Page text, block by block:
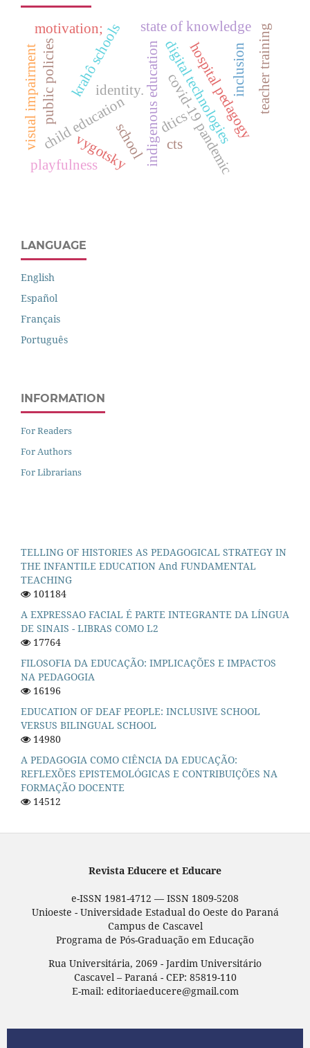
indigenous education
krahô schoolsidentity.
state of knowledge
school digital technologies
child education
vygotsky cts
covid-19 pandemic
hospital pedagogy
inclusion
playfulness
visual impairmentpublic policies teacher training
dtics
motivation;
LANGUAGE
English
Español
Français
Português
INFORMATION
For Readers
For Authors
For Librarians
TELLING OF HISTORIES AS PEDAGOGICAL STRATEGY IN
THE INFANTILE EDUCATION And FUNDAMENTAL
TEACHING
101184
A EXPRESSAO FACIAL É PARTE INTEGRANTE DA LÍNGUA
DE SINAIS - LIBRAS COMO L2
17764
FILOSOFIA DA EDUCAÇÃO: IMPLICAÇÕES E IMPACTOS
NA PEDAGOGIA
16196
EDUCATION OF DEAF PEOPLE: INCLUSIVE SCHOOL
VERSUS BILINGUAL SCHOOL
14980
A PEDAGOGIA COMO CIÊNCIA DA EDUCAÇÃO:
REFLEXÕES EPISTEMOLÓGICAS E CONTRIBUIÇÕES NA
FORMAÇÃO DOCENTE
14512
Revista Educere et Educare
e-ISSN 1981-4712 — ISSN 1809-5208
Unioeste - Universidade Estadual do Oeste do Paraná
Campus de Cascavel
Programa de Pós-Graduação em Educação
Rua Universitária, 2069 - Jardim Universitário
Cascavel – Paraná - CEP: 85819-110
E-mail: editoriaeducere@gmail.com